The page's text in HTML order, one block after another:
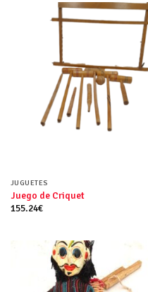
JUGUETES
Juego de Criquet
155.24€